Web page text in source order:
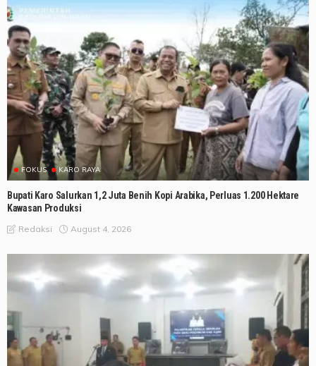
FOKUS KARO RAYA
Bupati Karo Salurkan 1,2 Juta Benih Kopi Arabika, Perluas 1.200 Hektare
Kawasan Produksi
Redaksi August 4, 2026